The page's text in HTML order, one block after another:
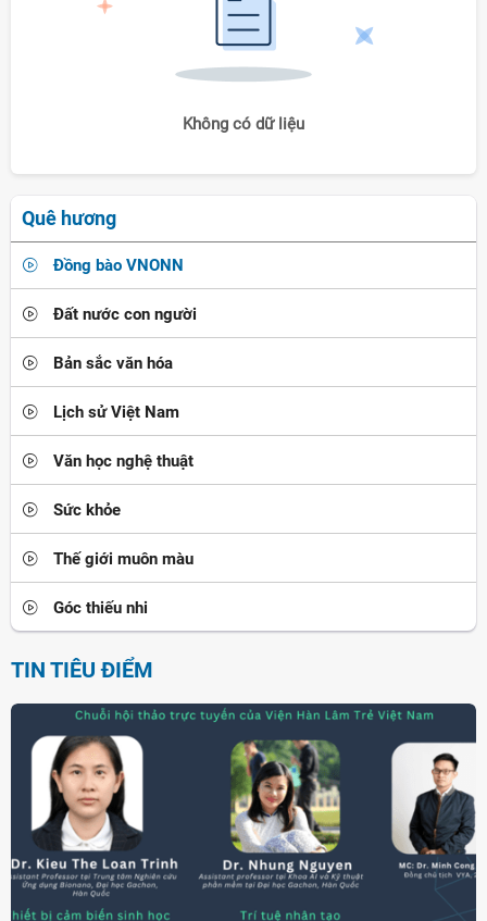
Không có dữ liệu
Quê hương
Đồng bào VNONN
Đất nước con người
Bản sắc văn hóa
Lịch sử Việt Nam
Văn học nghệ thuật
Sức khỏe
Thế giới muôn màu
Góc thiếu nhi
TIN TIÊU ĐIỂM